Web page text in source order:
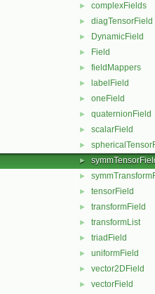
► complexFields
► diagTensorField
► DynamicField
► Field
► fieldMappers
► labelField
► oneField
► quaternionField
► scalarField
►
►
►
► tensorField
► transformField
► transformList
► triadField
► uniformField
► vector2DField
► vectorField